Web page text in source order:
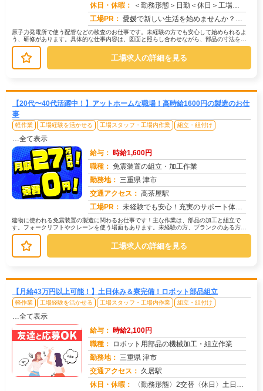
休日・休暇：
＜勤務形態＞日勤＜休日＞工場カレンダーによる
工場PR： 愛媛で新しい生活を始めませんか？すぐに住める寮があるので、引越し準備もスムーズです！初期費用は一切かかりません。敷...
原子力発電所で使う配管などの検査のお仕事です。未経験の方でも安心して始められるよ
う、研修があります。具体的な仕事内容は、図面と照らし合わせながら、部品の寸法を測
ったり、材料を確認したりすることで...
工場求人の詳細を見る
【20代〜40代活躍中！】アットホームな職場！高時給1600円の製造のお仕
事
軽作業 工場経験を活かせる 工場スタッフ・工場内作業 組立・組付け
…全て表示
給与： 時給1,600円
職種： 免震装置の組立・加工作業
勤務地： 三重県 津市
交通アクセス： 高茶屋駅
工場PR： 未経験でも安心！充実のサポート体制で新しい一歩を踏み出せます。→ 2500件以上の求人から、あなたに最適な仕事を見...
建物に使われる免震装置の製造に関わるお仕事です！主な作業は、部品の加工と組立で
す。フォークリフトやクレーンを使う場面もあります。未経験の方、ブランクのある方も
大歓迎！資格や経験は一切不要です。す...
工場求人の詳細を見る
【月給43万円以上可能！】土日休み＆寮完備！ロボット部品組立
軽作業 工場経験を活かせる 工場スタッフ・工場内作業 組立・組付け
…全て表示
給与： 時給2,100円
職種：
ロボット用部品の機械加工・組立作業
勤務地： 三重県 津市
交通アクセス： 久居駅
休日・休暇：
〈勤務形態〉2交替〈休日〉土日休み※職場カレンダーによる